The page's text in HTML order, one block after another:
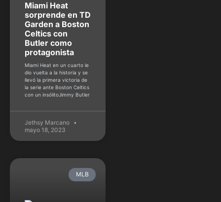
Miami Heat
sorprende en TD
Garden a Boston
Celtics con
Butler como
protagonista
Miami Heat en un cuarto le
dio vuelta a la historia y se
llevó la primera victoria de
la serie ante Boston Celtics
con un insólitoJimmy Butler
Jethsy Marcano
mayo 18, 2023
MLB